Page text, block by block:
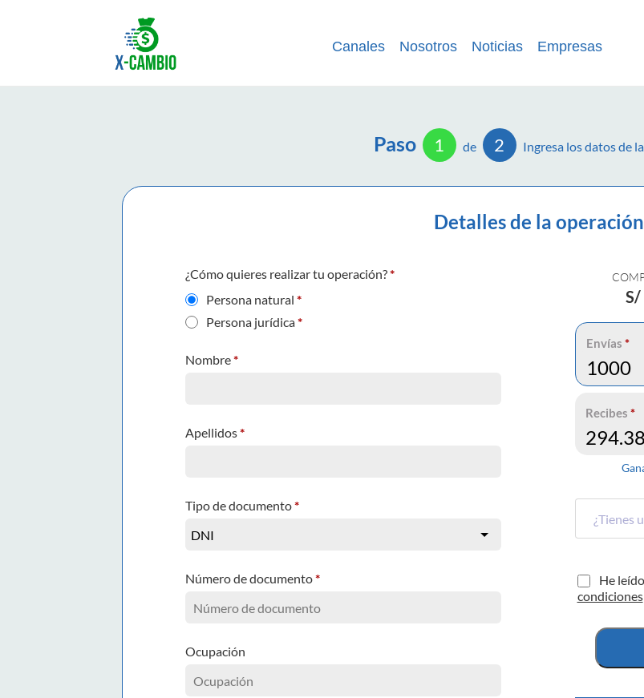
Canales Nosotros Noticias Empresas
Paso 1 de 2 Ingresa los datos de
Detalles de la operación
¿Cómo quieres realizar tu operación?*
Persona natural *
Persona jurídica*
Nombre*
Apellidos*
Tipo de documento*
Número de documento*
Ocupación
S/
Envías *
Recibes *
He
condiciones